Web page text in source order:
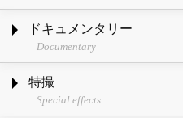
ドキュメンタリー
Documentary
特撮
Special effects